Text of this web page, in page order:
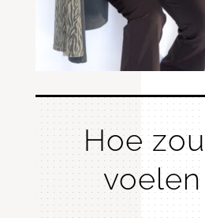
Hoe